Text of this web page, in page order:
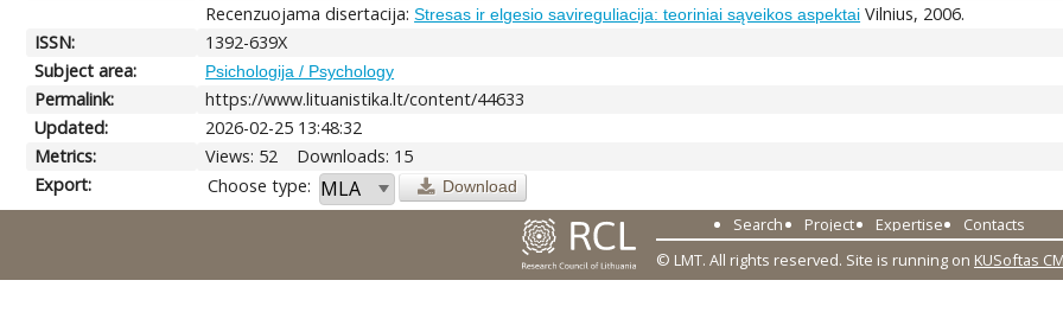
Recenzuojama disertacija:Stresas ir elgesio savireguliacija: teoriniai sąveikos aspektai Vilnius, 2006.
ISSN:
1392-639X
Subject area:
Psichologija / Psychology
Permalink:
https://www.lituanistika.lt/content/44633
Updated:
2026-02-25 13:48:32
Metrics:
Views: 52
Downloads: 15
Export:
Choose type: Download
Search Project Expertise
Contacts
© LMT. All rights reserved. Site is running on KUSoftas